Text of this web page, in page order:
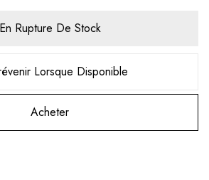
En Rupture De Stock
Lorsque Disponible
Acheter